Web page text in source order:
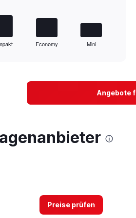
Economy Mini
Angebote
Preise prüfen